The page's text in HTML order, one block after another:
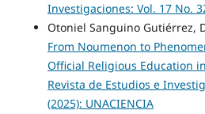
Investigaciones: Vol. 17 No.
Otoniel Sanguino Gutiérrez,
From Noumenon to
Official Religious Education
Revista de Estudios e
(2025): UNACIENCIA